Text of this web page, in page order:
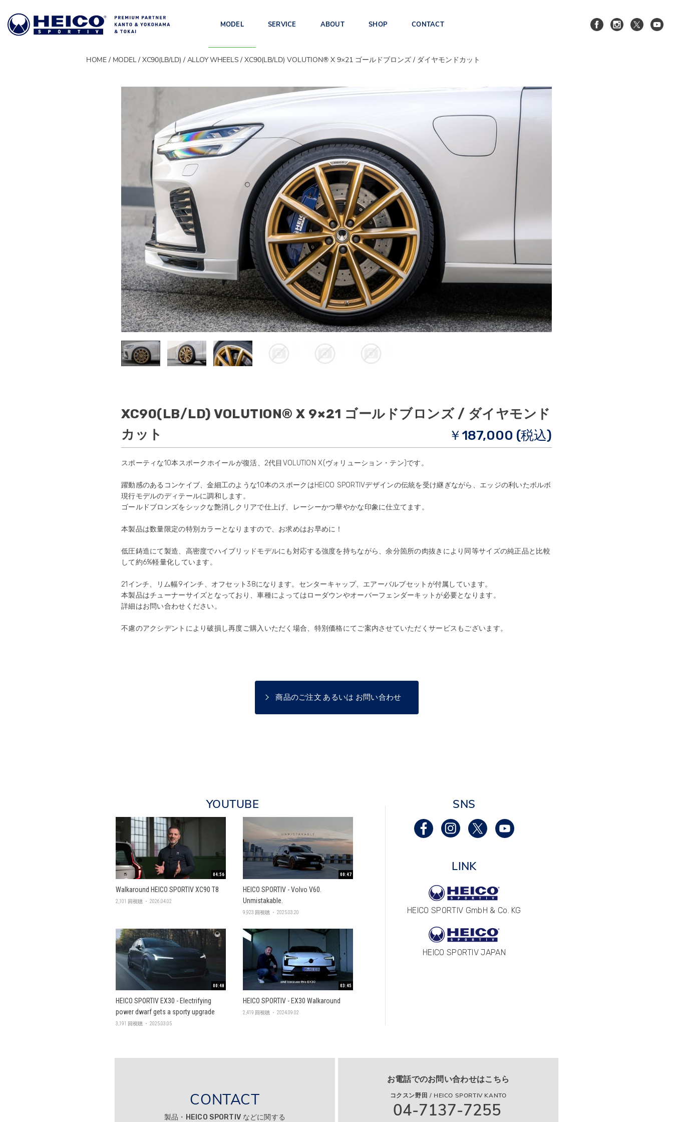
MODEL
EX90(TE) EX30(2E) XC90(LB/LD)
XC60(UB/UD) XC40/C40(XB/XE)
S90/V90/
V90CC(PB/PD)
S60/V60/V60CC(
S60/V60/
V60CC(FB/FD)
V40/V40CC(MB/
MD)
FURTHER
MODELS
SERVICE ABOUT SHOP CONTACT
HOME MODEL XC90(LB/LD) ALLOY WHEELS XC90(LB/LD) VOLUTION® X 9×21 ゴールドブロンズ / ダイヤモンドカット
XC90(LB/LD) VOLUTION® X 9×21 ゴールドブロンズ / ダイヤモンド
カット
￥187,000 (税込)
スポーティな10本スポークホイールが復活、2代目VOLUTION X(ヴォリューション・テン)です。
躍動感のあるコンケイブ、金細工のような10本のスポークはHEICO SPORTIVデザインの伝統を受け継ぎながら、エッジの利いたボルボ
現行モデルのディテールに調和します。
ゴールドブロンズをシックな艶消しクリアで仕上げ、レーシーかつ華やかな印象に仕立てます。
本製品は数量限定の特別カラーとなりますので、お求めはお早めに！
​低圧鋳造にて製造、高密度でハイブリッドモデルにも対応する強度を持ちながら、余分箇所の肉抜きにより同等サイズの純正品と比較
して約6%軽量化しています。
21インチ、リム幅9インチ、オフセット38になります。センターキャップ、エアーバルブセットが付属しています。
本製品はチューナーサイズとなっており、車種によってはローダウンやオーバーフェンダーキットが必要となります。
詳細はお問い合わせください。
​不慮のアクシデントにより破損し再度ご購入いただく場合、特別価格にてご案内させていただくサービスもございます。
商品のご注文 あるいは お問い合わせ
YOUTUBE
04:56
Walkaround HEICO SPORTIV XC90 T8
2,101 回視聴 ・ 2026.04.02
00:47
HEICO SPORTIV - Volvo V60.
Unmistakable.
9,923 回視聴 ・ 2025.03.20
00:48
HEICO SPORTIV EX30 - Electrifying
power dwarf gets a sporty upgrade
3,191 回視聴 ・ 2025.03.05
03:45
HEICO SPORTIV - EX30 Walkaround
2,419 回視聴 ・ 2024.09.02
SNS
LINK
HEICO SPORTIV GmbH & Co. KG
HEICO SPORTIV JAPAN
CONTACT
製品・HEICO SPORTIV などに関する
お電話でのお問い合わせはこちら
コクスン野田 / HEICO SPORTIV KANTO
04-7137-7255